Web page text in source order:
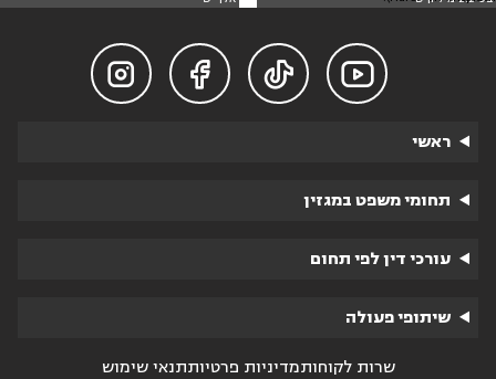




ראשי
תחומי משפט במגזין
עורכי דין לפי תחום
שיתופי פעולה
שרות לקוחותמדיניות פרטיותתנאי שימוש